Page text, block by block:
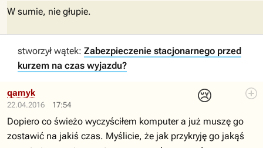
W sumie, nie głupie.
stworzył wątek: Zabezpieczenie stacjonarnego przed
kurzem na czas wyjazdu?
22.04.2016 17:54
😢
qamyk
Dopiero co świeżo wyczyściłem komputer a już muszę go
zostawić na jakiś czas. Myślicie, że jak przykryję go jakąś